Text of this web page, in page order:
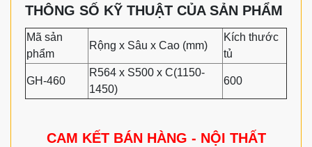
THÔNG SỐ KỸ THUẬT CỦA SẢN PHẨM
Mã sản
phẩm
Rộng x Sâu x Cao (mm)
Kích thước
tủ
GH-460
R564 x S500 x C(1150-
1450)
600
CAM KẾT BÁN HÀNG - NỘI THẤT